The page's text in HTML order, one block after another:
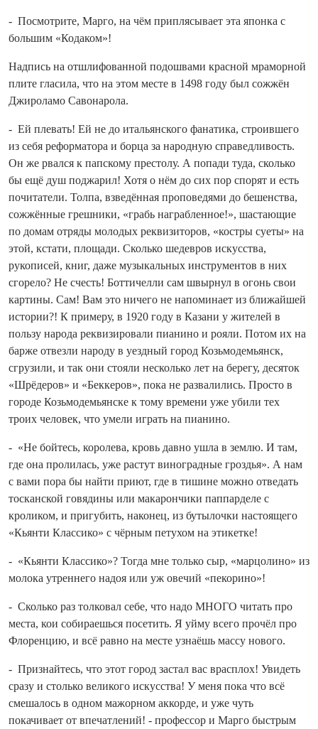
- Посмотрите, Марго, на чём приплясывает эта японка с
большим «Кодаком»!
Надпись на отшлифованной подошвами красной мраморной
плите гласила, что на этом месте в 1498 году был сожжён
Джироламо Савонарола.
- Ей плевать! Ей не до итальянского фанатика, строившего
из себя реформатора и борца за народную справедливость.
Он же рвался к папскому престолу. А попади туда, сколько
бы ещё душ поджарил! Хотя о нём до сих пор спорят и есть
почитатели. Толпа, взведённая проповедями до бешенства,
сожжённые грешники, «грабь награбленное!», шастающие
по домам отряды молодых реквизиторов, «костры суеты» на
этой, кстати, площади. Сколько шедевров искусства,
рукописей, книг, даже музыкальных инструментов в них
сгорело? Не счесть! Боттичелли сам швырнул в огонь свои
картины. Сам! Вам это ничего не напоминает из ближайшей
истории?! К примеру, в 1920 году в Казани у жителей в
пользу народа реквизировали пианино и рояли. Потом их на
барже отвезли народу в уездный город Козьмодемьянск,
сгрузили, и так они стояли несколько лет на берегу, десяток
«Шрёдеров» и «Беккеров», пока не развалились. Просто в
городе Козьмодемьянске к тому времени уже убили тех
троих человек, что умели играть на пианино.
- «Не бойтесь, королева, кровь давно ушла в землю. И там,
где она пролилась, уже растут виноградные гроздья». А нам
с вами пора бы найти приют, где в тишине можно отведать
тосканской говядины или макарончики паппарделе с
кроликом, и пригубить, наконец, из бутылочки настоящего
«Кьянти Классико» с чёрным петухом на этикетке!
- «Кьянти Классико»? То­гда мне только сыр, «марцолино» из
молока утреннего надоя или уж овечий «пекорино»!
- Сколько раз толковал себе, что надо МНОГО читать про
места, кои собираешься посетить. Я уйму всего прочёл про
Флоренцию, и всё равно на месте узнаёшь массу нового.
- Признайтесь, что этот город застал вас врасплох! Увидеть
сразу и столько великого искусства! У меня пока что всё
смешалось в одном мажорном аккорде, и уже чуть
покачивает от впечатлений! - профессор и Марго быстрым